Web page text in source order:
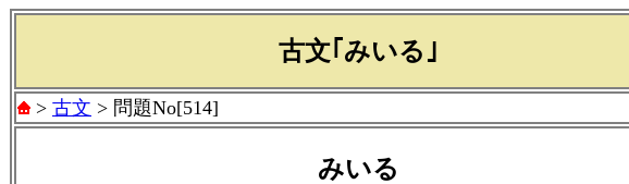
古文｢みいる｣
> 古文 > 問題No[514]
みいる